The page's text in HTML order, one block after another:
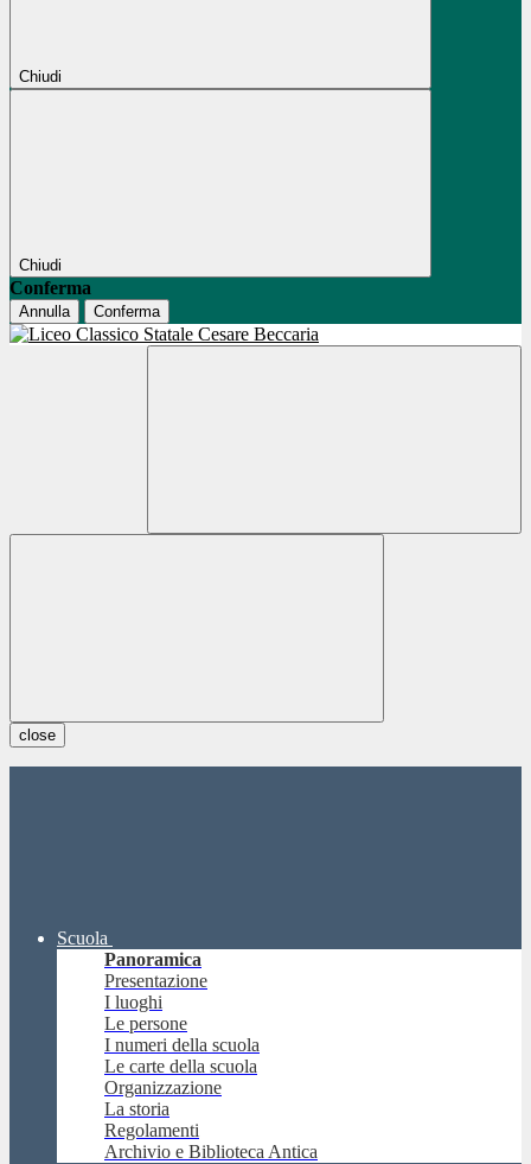
Chiudi
Chiudi
Conferma
Annulla Conferma
close
Scuola
Panoramica
Presentazione
I luoghi
Le persone
I numeri della scuola
Le carte della scuola
Organizzazione
La storia
Regolamenti
Archivio e Biblioteca Antica